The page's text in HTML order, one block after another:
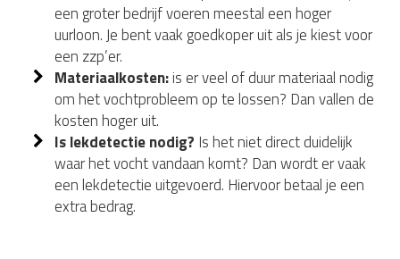
een groter bedrijf voeren meestal een hoger
uurloon. Je bent vaak goedkoper uit als je kiest voor
een zzp’er.
Materiaalkosten:is er veel of duur materiaal nodig
om het vochtprobleem op te lossen? Dan vallen de
kosten hoger uit.
Is lekdetectie nodig? Is het niet direct duidelijk
waar het vocht vandaan komt? Dan wordt er vaak
een lekdetectie uitgevoerd. Hiervoor betaal je een
extra bedrag.